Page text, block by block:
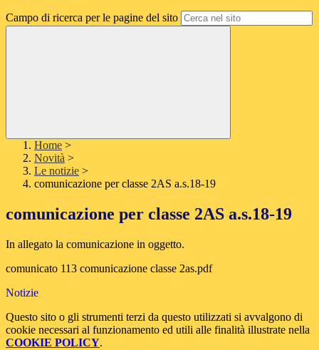
Campo di ricerca per le pagine del sito
Home >
Novità >
Le notizie >
comunicazione per classe 2AS a.s.18-19
comunicazione per classe 2AS a.s.18-19
In allegato la comunicazione in oggetto.
comunicato 113 comunicazione classe 2as.pdf
Notizie
Questo sito o gli strumenti terzi da questo utilizzati si avvalgono di
cookie necessari al funzionamento ed utili alle finalità illustrate nella
COOKIE POLICY.